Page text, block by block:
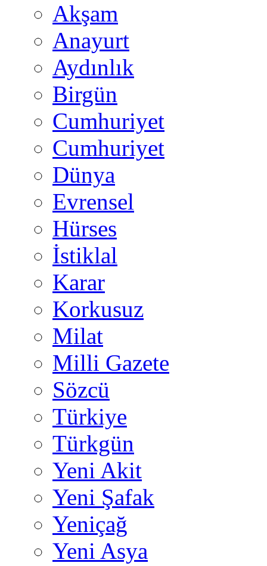
Akşam
Anayurt
Aydınlık
Birgün
Cumhuriyet
Cumhuriyet
Dünya
Evrensel
Hürses
İstiklal
Karar
Korkusuz
Milat
Milli Gazete
Sözcü
Türkiye
Türkgün
Yeni Akit
Yeni Şafak
Yeniçağ
Yeni Asya